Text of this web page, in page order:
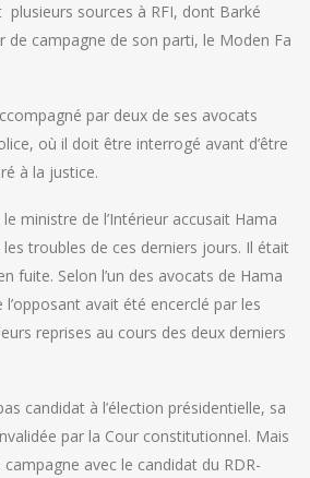
plusieurs sources à RFI, dont Barké
de campagne de son parti, le Moden Fa
par deux de ses avocats
où il doit être interrogé avant d’être
à la justice.
ministre de l’Intérieur accusait Hama
les troubles de ces derniers jours. Il était
fuite. Selon l’un des avocats de Hama
avait été encerclé par les
reprises au cours des deux derniers
candidat à l’élection présidentielle, sa
par la Cour constitutionnel. Mais
campagne avec le candidat du RDR-